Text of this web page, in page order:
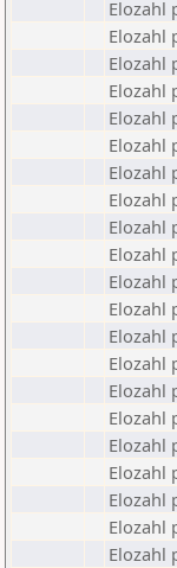
Elozahl
Elozahl
Elozahl
Elozahl
Elozahl
Elozahl
Elozahl
Elozahl
Elozahl
Elozahl
Elozahl
Elozahl
Elozahl
Elozahl
Elozahl
Elozahl
Elozahl
Elozahl
Elozahl
Elozahl
Elozahl